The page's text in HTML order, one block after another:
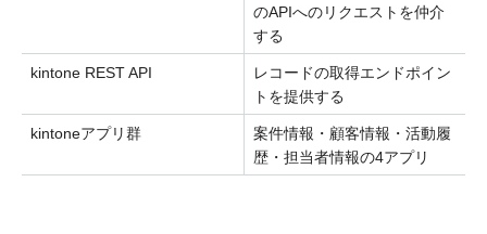
のAPIへのリクエストを仲介
する
kintone REST API
レコードの取得エンドポイン
トを提供する
kintoneアプリ群
案件情報・顧客情報・活動履
歴・担当者情報の4アプリ